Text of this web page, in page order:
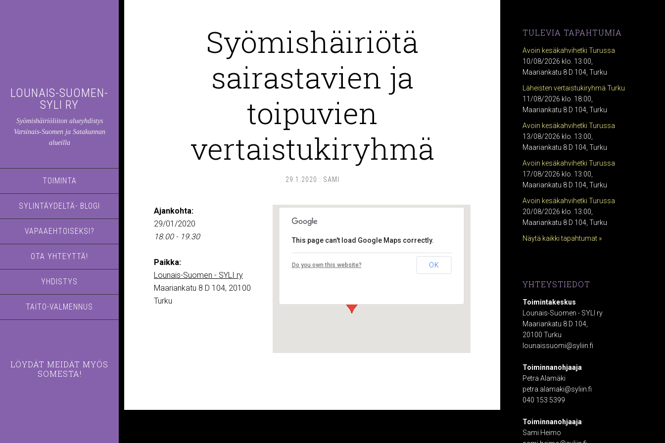
LOUNAIS-SUOMEN-
SYLI RY
Syömishäiriöliiton alueyhdistys
Varsinais-Suomen ja Satakunnan
alueilla
TOIMINTA
SYLINTÄYDELTÄ- BLOGI
VAPAAEHTOISEKSI?
OTA YHTEYTTÄ!
YHDISTYS
TAITO-VALMENNUS
LÖYDÄT MEIDÄT MYÖS
SOMESTA!
Syömishäiriötä
sairastavien ja
toipuvien
vertaistukiryhmä
29.1.2020 : SAMI
Lounais-Suomen – SYLI ry
Maariankatu 8 D 104 - Turku
This page can't load Google Maps correctly.
Do you own this website? OK
Ajankohta:
29/01/2020
18.00 - 19.30
Paikka:
Lounais-Suomen - SYLI ry
Maariankatu 8 D 104, 20100
Turku
TULEVIA TAPAHTUMIA
Avoin kesäkahvihetki Turussa
10/08/2026 klo. 13:00,
Maariankatu 8 D 104, Turku
Läheisten vertaistukiryhmä Turku
11/08/2026 klo. 18:00,
Maariankatu 8 D 104, Turku
Avoin kesäkahvihetki Turussa
13/08/2026 klo. 13:00,
Maariankatu 8 D 104, Turku
Avoin kesäkahvihetki Turussa
17/08/2026 klo. 13:00,
Maariankatu 8 D 104, Turku
Avoin kesäkahvihetki Turussa
20/08/2026 klo. 13:00,
Maariankatu 8 D 104, Turku
Näytä kaikki tapahtumat »
YHTEYSTIEDOT
Toimintakeskus
Lounais-Suomen - SYLI ry
Maariankatu 8 D 104,
20100 Turku
lounaissuomi@syliin.fi
Toiminnanohjaaja
Petra Alamäki
petra.alamaki@syliin.fi
040 153 5399
Toiminnanohjaaja
Sami Heimo